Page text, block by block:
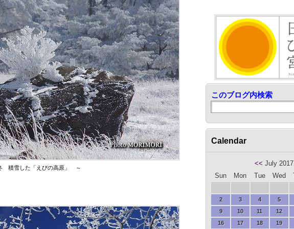
積雪した「えびの高原」 ～
このブログ内検索
Calendar
<< July 2017
Sun
Mon Tue Wed
2
3 4 5
9
10 11 12
16
17 18 19